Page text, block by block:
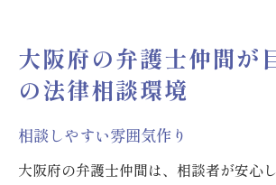
大阪府の弁護士仲間が
の法律相談環境
相談しやすい雰囲気作り
大阪府の弁護士仲間は、相談者が安心